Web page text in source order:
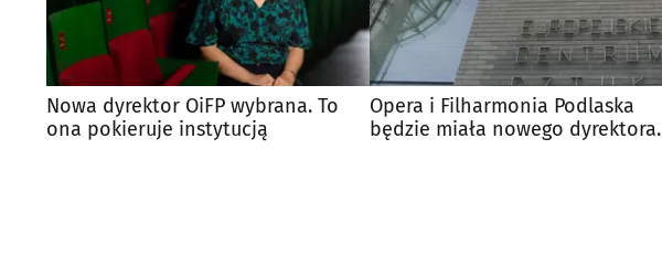
Nowa dyrektor OiFP wybrana. To
ona pokieruje instytucją
Opera i Filharmonia Podlaska
będzie miała nowego dyrektora.